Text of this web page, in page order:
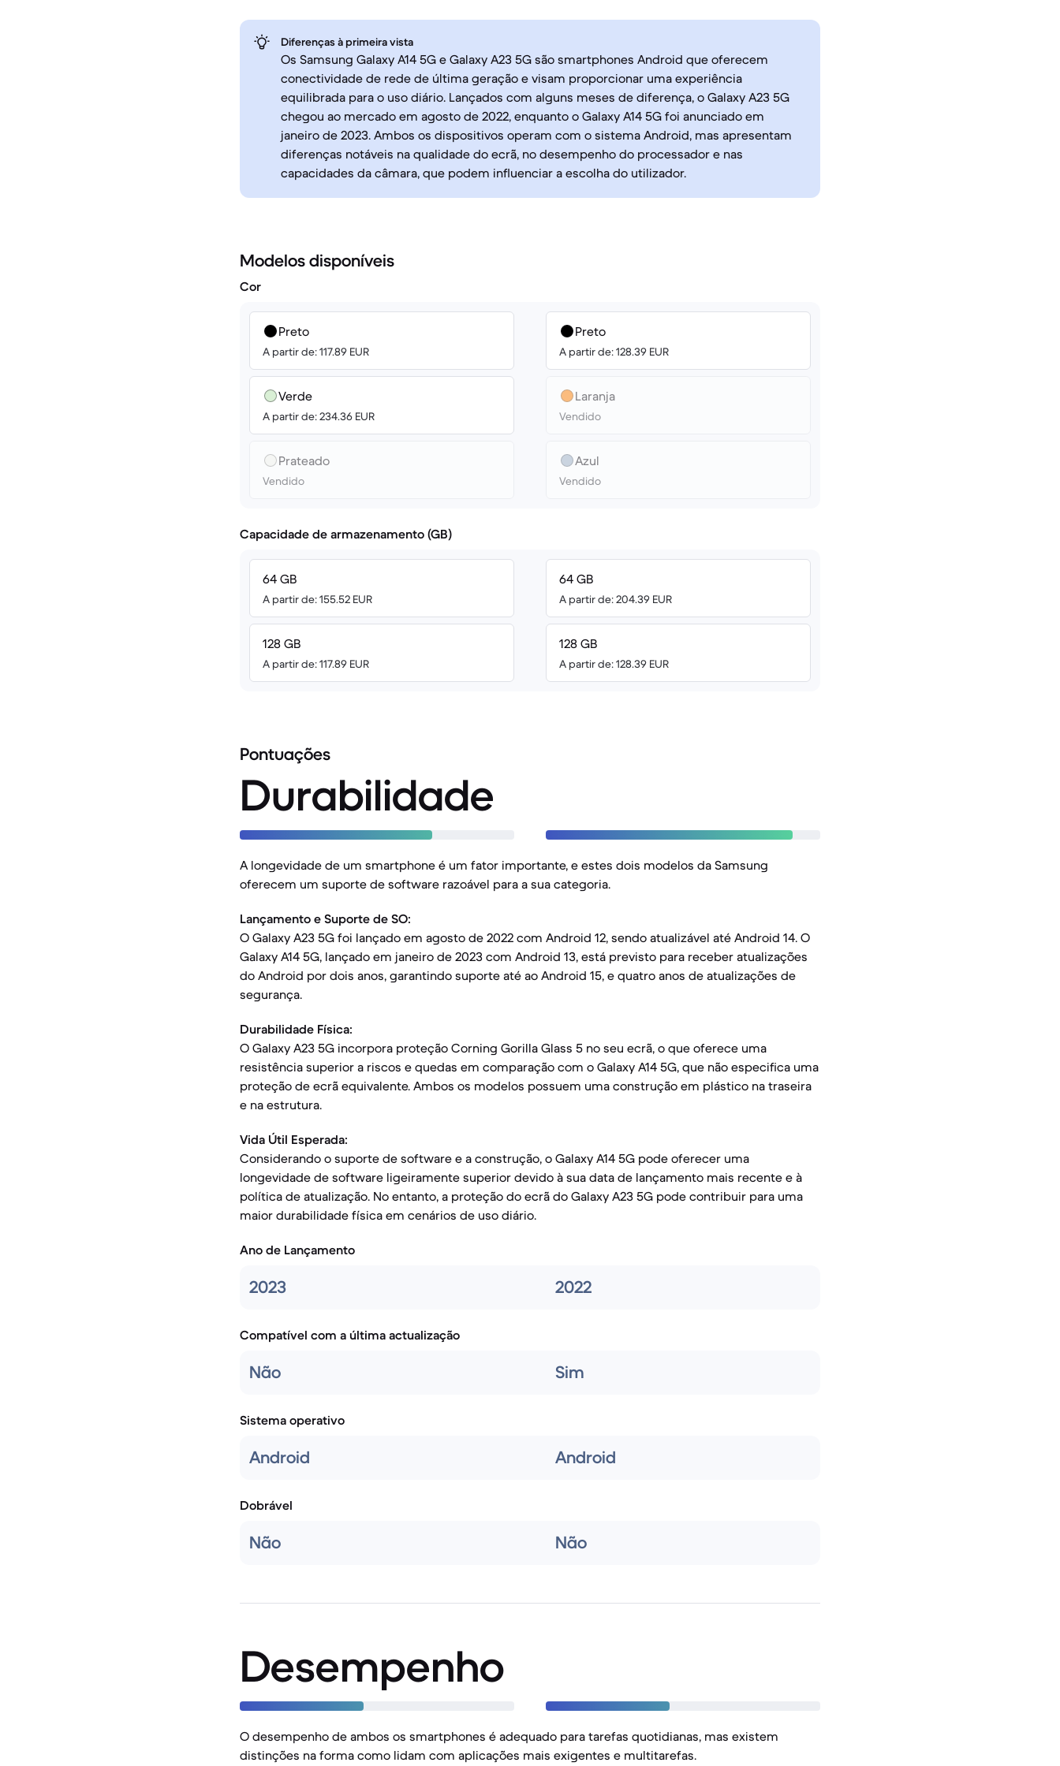
Diferenças à primeira vista
Os Samsung Galaxy A14 5G e Galaxy A23 5G são smartphones Android que oferecem
conectividade de rede de última geração e visam proporcionar uma experiência
equilibrada para o uso diário. Lançados com alguns meses de diferença, o Galaxy A23 5G
chegou ao mercado em agosto de 2022, enquanto o Galaxy A14 5G foi anunciado em
janeiro de 2023. Ambos os dispositivos operam com o sistema Android, mas apresentam
diferenças notáveis na qualidade do ecrã, no desempenho do processador e nas
capacidades da câmara, que podem influenciar a escolha do utilizador.
Modelos disponíveis
Cor
Preto
A partir de: 117.89 EUR
Verde
A partir de: 234.36 EUR
Prateado
Vendido
Preto
A partir de: 128.39 EUR
Laranja
Vendido
Azul
Vendido
Capacidade de armazenamento (GB)
64 GB
A partir de: 155.52 EUR
128 GB
A partir de: 117.89 EUR
64 GB
A partir de: 204.39 EUR
128 GB
A partir de: 128.39 EUR
Pontuações
Durabilidade
A longevidade de um smartphone é um fator importante, e estes dois modelos da Samsung
oferecem um suporte de software razoável para a sua categoria.
Lançamento e Suporte de SO:
O Galaxy A23 5G foi lançado em agosto de 2022 com Android 12, sendo atualizável até Android 14. O
Galaxy A14 5G, lançado em janeiro de 2023 com Android 13, está previsto para receber atualizações
do Android por dois anos, garantindo suporte até ao Android 15, e quatro anos de atualizações de
segurança.
Durabilidade Física:
O Galaxy A23 5G incorpora proteção Corning Gorilla Glass 5 no seu ecrã, o que oferece uma
resistência superior a riscos e quedas em comparação com o Galaxy A14 5G, que não especifica uma
proteção de ecrã equivalente. Ambos os modelos possuem uma construção em plástico na traseira
e na estrutura.
Vida Útil Esperada:
Considerando o suporte de software e a construção, o Galaxy A14 5G pode oferecer uma
longevidade de software ligeiramente superior devido à sua data de lançamento mais recente e à
política de atualização. No entanto, a proteção do ecrã do Galaxy A23 5G pode contribuir para uma
maior durabilidade física em cenários de uso diário.
Ano de Lançamento
2023 2022
Compatível com a última actualização
Não Sim
Sistema operativo
Android Android
Dobrável
Não Não
Desempenho
O desempenho de ambos os smartphones é adequado para tarefas quotidianas, mas existem
distinções na forma como lidam com aplicações mais exigentes e multitarefas.